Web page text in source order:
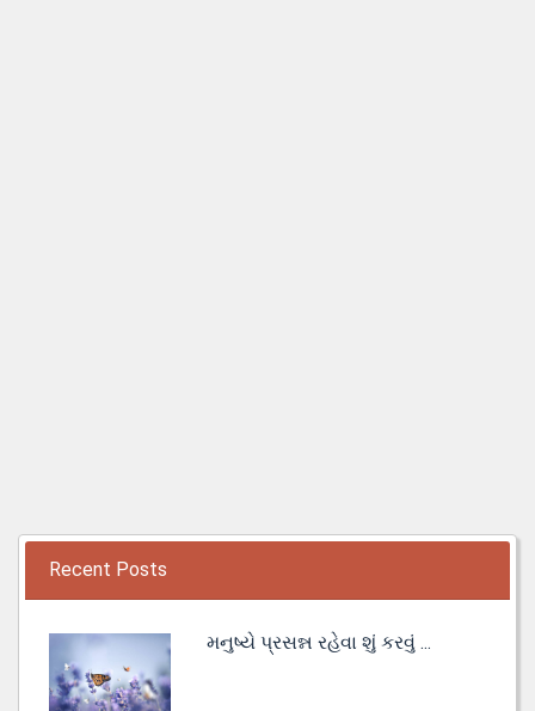
Recent Posts
મનુષ્યે પ્રસન્ન રહેવા શું કરવું ...